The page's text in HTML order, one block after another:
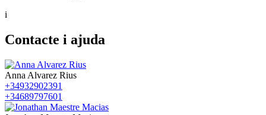
i
Contacte i ajuda
Anna Alvarez Rius
+34932902391
+34689797601